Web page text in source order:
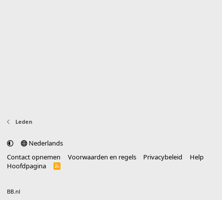
Leden
Nederlands
Contact opnemen
Voorwaarden en regels Privacybeleid
Help
Hoofdpagina
R
BB.nl